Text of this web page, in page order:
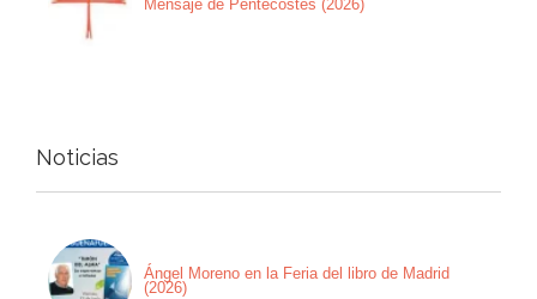
Mensaje de Pentecostés (2026)
Noticias
Ángel Moreno en la Feria del libro de Madrid
(2026)